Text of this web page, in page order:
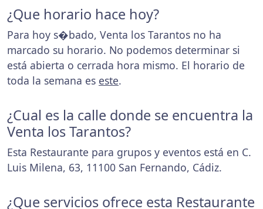
¿Que horario hace hoy?
Para hoy s�bado, Venta los Tarantos no ha
marcado su horario. No podemos determinar si
está abierta o cerrada hora mismo. El horario de
toda la semana es este.
¿Cual es la calle donde se encuentra la
Venta los Tarantos?
Esta Restaurante para grupos y eventos está en C.
Luis Milena, 63, 11100 San Fernando, Cádiz.
¿Que servicios ofrece esta Restaurante